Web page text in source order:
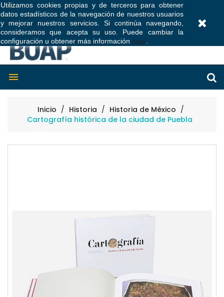
Utilizamos cookies propias y de terceros para obtener
datos estadísticos de la navegación de nuestros usuarios
y mejorar nuestros servicios. Si continúa navegando,
consideramos que acepta su uso. Puede cambiar la
configuración u obtener más información aquí

Inicio Historia
Historia de México
Cartografía histórica de la ciudad de Puebla